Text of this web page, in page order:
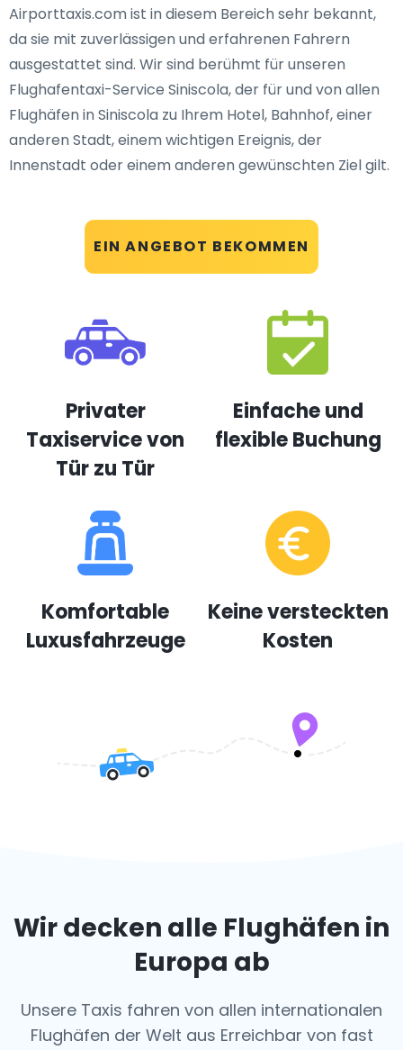
EIN ANGEBOT BEKOMMEN
Airporttaxis.com ist in diesem Bereich sehr bekannt,
da sie mit zuverlässigen und erfahrenen Fahrern
ausgestattet sind. Wir sind berühmt für unseren
Flughafentaxi-Service Siniscola, der für und von allen
Flughäfen in Siniscola zu Ihrem Hotel, Bahnhof, einer
anderen Stadt, einem wichtigen Ereignis, der
Innenstadt oder einem anderen gewünschten Ziel gilt.
Privater
Taxiservice von
Tür zu Tür
Einfache und
flexible Buchung
Komfortable
Luxusfahrzeuge
Keine versteckten
Kosten
Wir decken alle Flughäfen in
Europa ab
Unsere Taxis fahren von allen internationalen
Flughäfen der Welt aus Erreichbar von fast